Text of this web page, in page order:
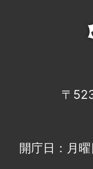
〒
開庁日：月